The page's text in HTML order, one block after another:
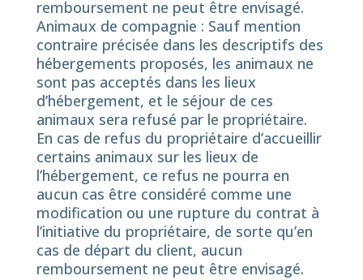
remboursement ne peut être envisagé.
Animaux de compagnie : Sauf mention
contraire précisée dans les descriptifs des
hébergements proposés, les animaux ne
sont pas acceptés dans les lieux
d’hébergement, et le séjour de ces
animaux sera refusé par le propriétaire.
En cas de refus du propriétaire d’accueillir
certains animaux sur les lieux de
l’hébergement, ce refus ne pourra en
aucun cas être considéré comme une
modification ou une rupture du contrat à
l’initiative du propriétaire, de sorte qu’en
cas de départ du client, aucun
remboursement ne peut être envisagé.